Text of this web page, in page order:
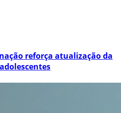
reforça atualização da